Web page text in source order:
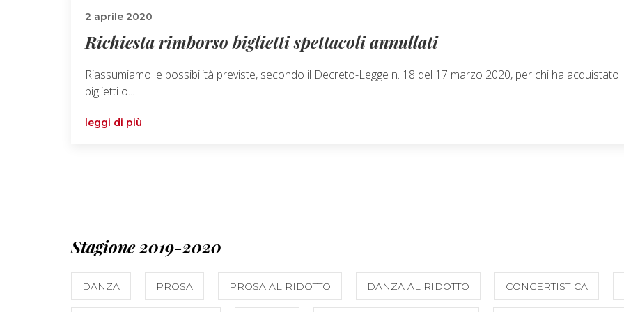
2 aprile 2020
Richiesta rimborso biglietti spettacoli annullati
Riassumiamo le possibilità previste, secondo il Decreto-Legge n. 18 del 17 marzo 2020, per chi ha acquistato
biglietti o...
leggi di più
Stagione 2019-2020
DANZA PROSA PROSA AL RIDOTTO DANZA AL RIDOTTO CONCERTISTICA